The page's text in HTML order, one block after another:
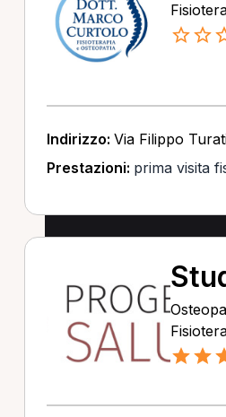
Indirizzo: Via Filippo
Prestazioni: prima visita